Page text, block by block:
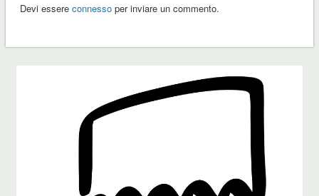
Devi essere connessoper inviare un commento.